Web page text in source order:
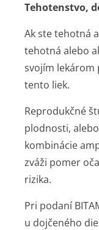
Tehotenstvo,
Ak ste tehotná
tehotná alebo
svojím lekárom
tento liek.
Reprodukčné
plodnosti,
kombinácie
zváži pomer
rizika.
Pri podaní
u dojčeného